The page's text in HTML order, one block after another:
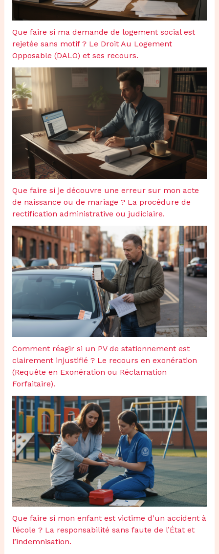
Que faire si ma demande de logement social est
rejetée sans motif ? Le Droit Au Logement
Opposable (DALO) et ses recours.
Que faire si je découvre une erreur sur mon acte
de naissance ou de mariage ? La procédure de
rectification administrative ou judiciaire.
Comment réagir si un PV de stationnement est
clairement injustifié ? Le recours en exonération
(Requête en Exonération ou Réclamation
Forfaitaire).
Que faire si mon enfant est victime d’un accident à
l’école ? La responsabilité sans faute de l’État et
l’indemnisation.